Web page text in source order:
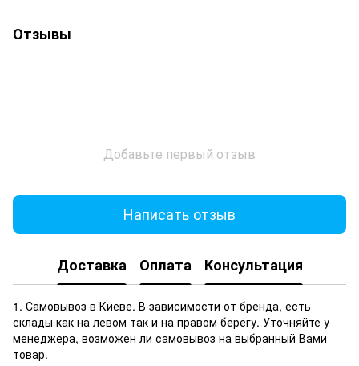
Отзывы
Добавьте первый отзыв
Написать отзыв
Доставка Оплата Консультация
1. Самовывоз в Киеве. В зависимости от бренда, есть
склады как на левом так и на правом берегу. Уточняйте у
менеджера, возможен ли самовывоз на выбранный Вами
товар.